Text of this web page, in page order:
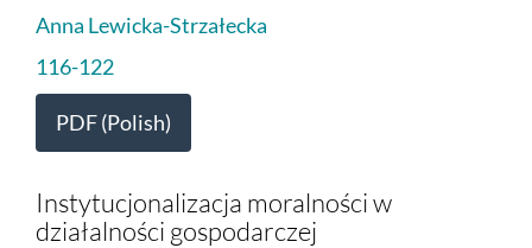
Anna Lewicka-Strzałecka
116-122
PDF (Polish)
Instytucjonalizacja moralności w
działalności gospodarczej